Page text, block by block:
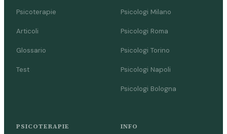
Psicoterapie
Articoli
Glossario
Test
Psicologi Milano
Psicologi Roma
Psicologi Torino
Psicologi Napoli
Psicologi Bologna
PSICOTERAPIE INFO